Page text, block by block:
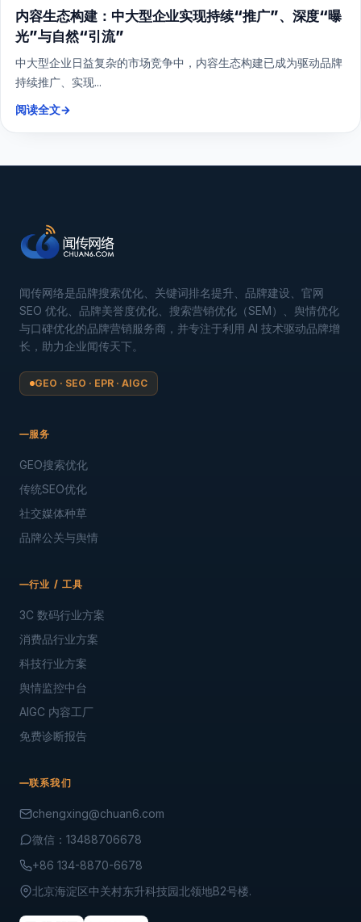
内容生态构建：中大型企业实现持续“推广”、深度“曝
光”与自然“引流”
中大型企业日益复杂的市场竞争中，内容生态构建已成为驱动品牌
持续推广、实现...
阅读全文→
闻传网络是品牌搜索优化、关键词排名提升、品牌建设、官网
SEO 优化、品牌美誉度优化、搜索营销优化（SEM）、舆情优化
与口碑优化的品牌营销服务商，并专注于利用 AI 技术驱动品牌增
长，助力企业闻传天下。
GEO · SEO · EPR · AIGC
服务
GEO搜索优化
传统SEO优化
社交媒体种草
品牌公关与舆情
行业 / 工具
3C 数码行业方案
消费品行业方案
科技行业方案
舆情监控中台
AIGC 内容工厂
免费诊断报告
联系我们
chengxing@chuan6.com
微信：13488706678
+86 134-8870-6678
北京海淀区中关村东升科技园北领地B2号楼.